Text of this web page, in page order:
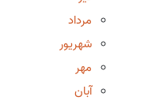
مرداد
شهریور
مهر
آبان